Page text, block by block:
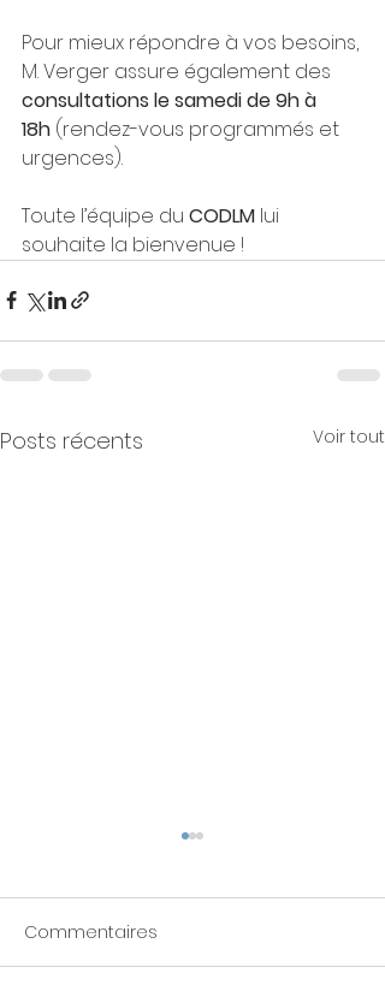
Pour mieux répondre à vos besoins,
M. Verger assure également des
consultations le samedi de 9h à
18h (rendez-vous programmés et
urgences).
Toute l’équipe du CODLM lui
souhaite la bienvenue !
Posts récents Voir tout
Commentaires